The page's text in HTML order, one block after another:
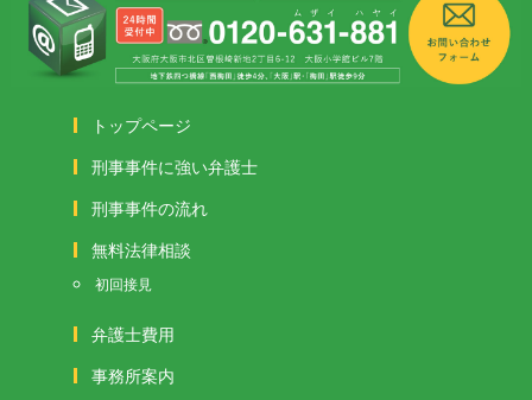
トップページ
刑事事件に強い弁護士
刑事事件の流れ
無料法律相談
初回接見
弁護士費用
事務所案内